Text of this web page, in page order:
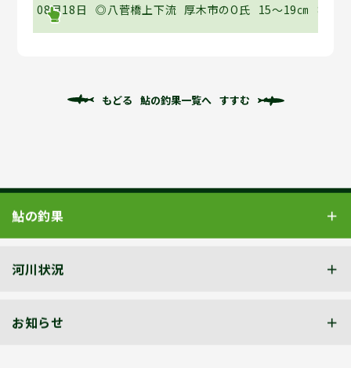
08月18日 ◎八菅橋上下流 厚木市のO氏 15～19㎝ 8時半
もどる 鮎の釣果一覧へ すすむ
鮎の釣果
河川状況
お知らせ